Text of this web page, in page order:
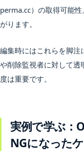
perma.cc）の取得可能
がります。
編集時にはこれらを脚
や削除監視者に対して
度は重要です。
実例で学ぶ：
NGになった